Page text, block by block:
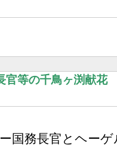
官等の千鳥ヶ渕献花
国務長官とヘー